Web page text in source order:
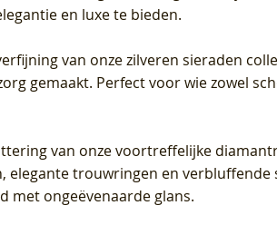
en luxe te bieden.
van onze zilveren sieraden
gemaakt. Perfect voor wie zowel
van onze voortreffelijke
elegante trouwringen en
met ongeëvenaarde glans.